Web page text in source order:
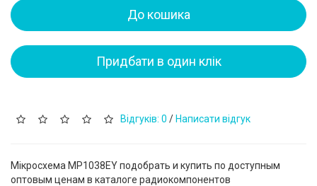
До кошика
Придбати в один клік
Відгуків: 0 / Написати відгук
Мікросхема MP1038EY подобрать и купить по доступным
оптовым ценам в каталоге радиокомпонентов